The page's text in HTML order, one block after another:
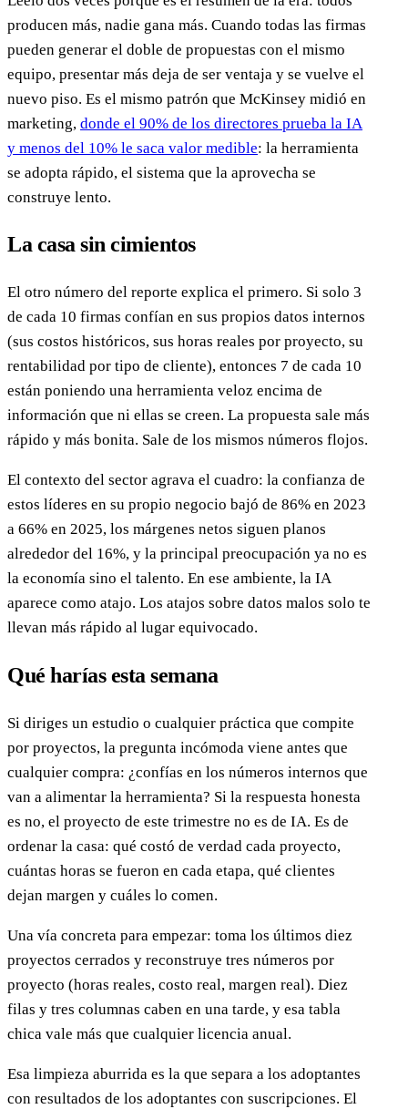
producen más, nadie gana más. Cuando todas las firmas
pueden generar el doble de propuestas con el mismo
equipo, presentar más deja de ser ventaja y se vuelve el
nuevo piso. Es el mismo patrón que McKinsey midió en
marketing, donde el 90% de los directores prueba la IA
y menos del 10% le saca valor medible: la herramienta
se adopta rápido, el sistema que la aprovecha se
construye lento.
La casa sin cimientos
El otro número del reporte explica el primero. Si solo 3
de cada 10 firmas confían en sus propios datos internos
(sus costos históricos, sus horas reales por proyecto, su
rentabilidad por tipo de cliente), entonces 7 de cada 10
están poniendo una herramienta veloz encima de
información que ni ellas se creen. La propuesta sale más
rápido y más bonita. Sale de los mismos números flojos.
El contexto del sector agrava el cuadro: la confianza de
estos líderes en su propio negocio bajó de 86% en 2023
a 66% en 2025, los márgenes netos siguen planos
alrededor del 16%, y la principal preocupación ya no es
la economía sino el talento. En ese ambiente, la IA
aparece como atajo. Los atajos sobre datos malos solo te
llevan más rápido al lugar equivocado.
Qué harías esta semana
Si diriges un estudio o cualquier práctica que compite
por proyectos, la pregunta incómoda viene antes que
cualquier compra: ¿confías en los números internos que
van a alimentar la herramienta? Si la respuesta honesta
es no, el proyecto de este trimestre no es de IA. Es de
ordenar la casa: qué costó de verdad cada proyecto,
cuántas horas se fueron en cada etapa, qué clientes
dejan margen y cuáles lo comen.
Una vía concreta para empezar: toma los últimos diez
proyectos cerrados y reconstruye tres números por
proyecto (horas reales, costo real, margen real). Diez
filas y tres columnas caben en una tarde, y esa tabla
chica vale más que cualquier licencia anual.
Esa limpieza aburrida es la que separa a los adoptantes
con resultados de los adoptantes con suscripciones. El